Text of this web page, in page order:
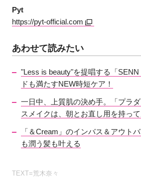
Pyt
https://pyt-official.com
あわせて読みたい
"Less is beauty"を提唱する「
ドも満たすNEW時短ケア！
一日中、上質肌の決め手。「プラ
スメイクは、朝とお直し用を持って
「＆Cream」のインバス＆アウト
も潤う髪も叶える
TEXT=荒木奈々